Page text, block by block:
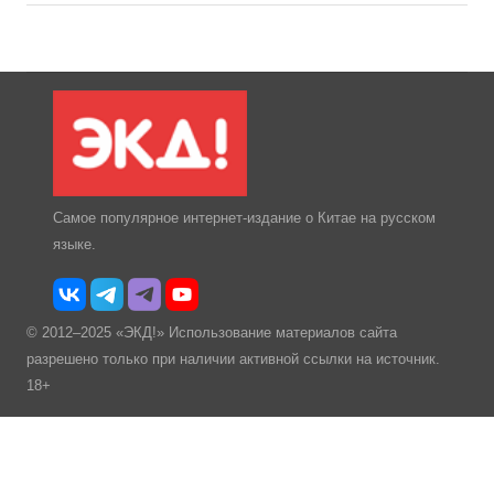
Самое популярное интернет-издание о Китае на русском
языке.
© 2012–2025 «ЭКД!» Использование материалов сайта
разрешено только при наличии активной ссылки на источник.
18+